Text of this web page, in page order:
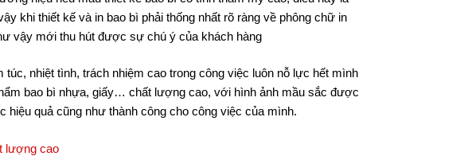
khi thiết kế và in bao bì phải thống nhất rõ ràng về phông chữ in
vậy mới thu hút được sự chú ý của khách hàng
nhiệt tình, trách nhiệm cao trong công việc luôn nỗ lực hết mình
bao bì nhựa, giấy… chất lượng cao, với hình ảnh mầu sắc được
quả cũng như thành công cho công việc của mình.
lượng cao